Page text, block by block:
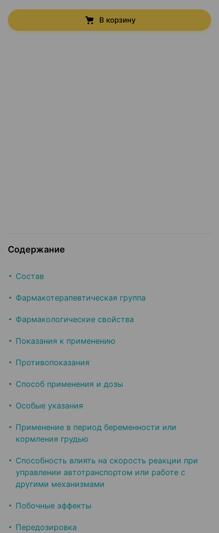
В корзину
Содержание
Состав
Фармакотерапевтическая группа
Фармакологические свойства
Показания к применению
Противопоказания
Способ применения и дозы
Особые указания
Применение в период беременности или
кормления грудью
Способность влиять на скорость реакции при
управлении автотранспортом или работе с
другими механизмами
Побочные эффекты
Передозировка